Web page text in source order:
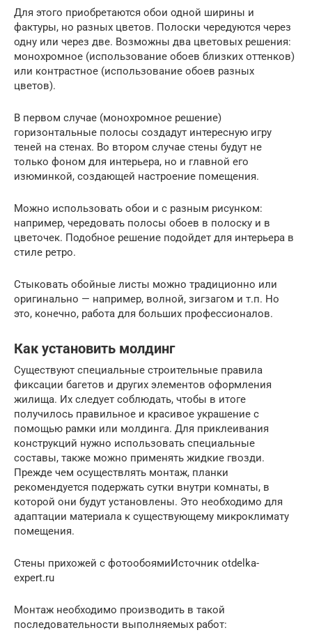
Для этого приобретаются обои одной ширины и
фактуры, но разных цветов. Полоски чередуются через
одну или через две. Возможны два цветовых решения:
монохромное (использование обоев близких оттенков)
или контрастное (использование обоев разных
цветов).
В первом случае (монохромное решение)
горизонтальные полосы создадут интересную игру
теней на стенах. Во втором случае стены будут не
только фоном для интерьера, но и главной его
изюминкой, создающей настроение помещения.
Можно использовать обои и с разным рисунком:
например, чередовать полосы обоев в полоску и в
цветочек. Подобное решение подойдет для интерьера в
стиле ретро.
Стыковать обойные листы можно традиционно или
оригинально — например, волной, зигзагом и т.п. Но
это, конечно, работа для больших профессионалов.
Как установить молдинг
Существуют специальные строительные правила
фиксации багетов и других элементов оформления
жилища. Их следует соблюдать, чтобы в итоге
получилось правильное и красивое украшение с
помощью рамки или молдинга. Для приклеивания
конструкций нужно использовать специальные
составы, также можно применять жидкие гвозди.
Прежде чем осуществлять монтаж, планки
рекомендуется подержать сутки внутри комнаты, в
которой они будут установлены. Это необходимо для
адаптации материала к существующему микроклимату
помещения.
Стены прихожей с фотообоямиИсточник otdelka-
expert.ru
Монтаж необходимо производить в такой
последовательности выполняемых работ: